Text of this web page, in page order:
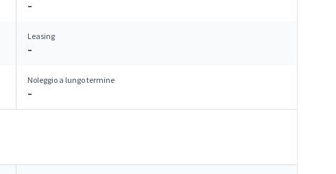
–
Leasing
–
Noleggio a lungo termine
–